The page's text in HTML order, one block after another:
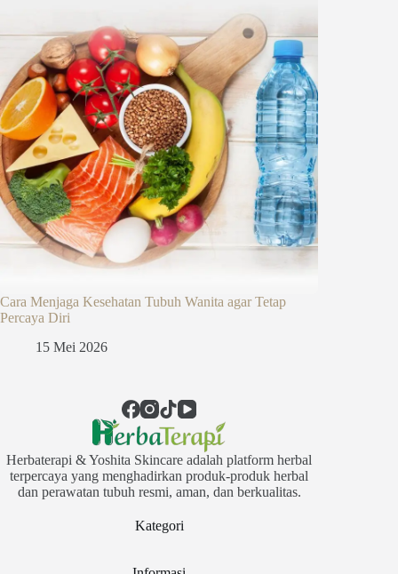
Cara Menjaga Kesehatan Tubuh Wanita agar Tetap
Percaya Diri
15 Mei 2026
Herbaterapi & Yoshita Skincare adalah platform herbal
terpercaya yang menghadirkan produk-produk herbal
dan perawatan tubuh resmi, aman, dan berkualitas.
Kategori